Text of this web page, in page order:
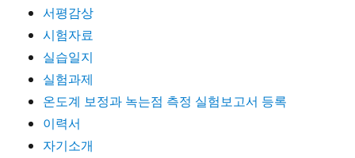
서평감상
시험자료
실습일지
실험과제
온도계 보정과 녹는점 측정 실험보고서 등록
이력서
자기소개